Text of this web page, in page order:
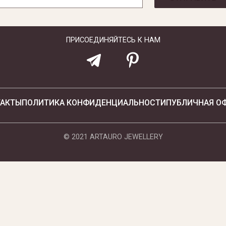
ПРИСОЕДИНЯЙТЕСЬ К НАМ
ПОЛИТИКА КОНФИДЕНЦИАЛЬНОСТИПУБЛИЧНАЯ
© 2021 ARTAURO JEWELLERY